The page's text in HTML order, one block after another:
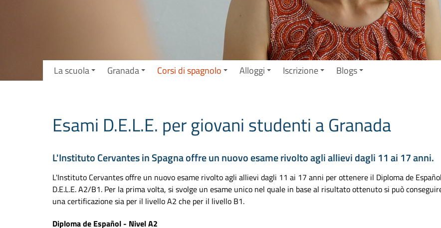
La scuola Granada Corsi di spagnolo Alloggi Iscrizione Blogs
Esami D.E.L.E. per giovani studenti a Granada
L'Instituto Cervantes in Spagna offre un nuovo esame rivolto agli allievi dagli 11 ai 17 anni.
L'Instituto Cervantes offre un nuovo esame rivolto agli allievi dagli 11 ai 17 anni per ottenere il Diploma de Español
D.E.L.E. A2/B1. Per la prima volta, si svolge un esame unico nel quale in base al risultato ottenuto si può
una certificazione sia per il livello A2 che per il livello B1.
Diploma de Español - Nivel A2